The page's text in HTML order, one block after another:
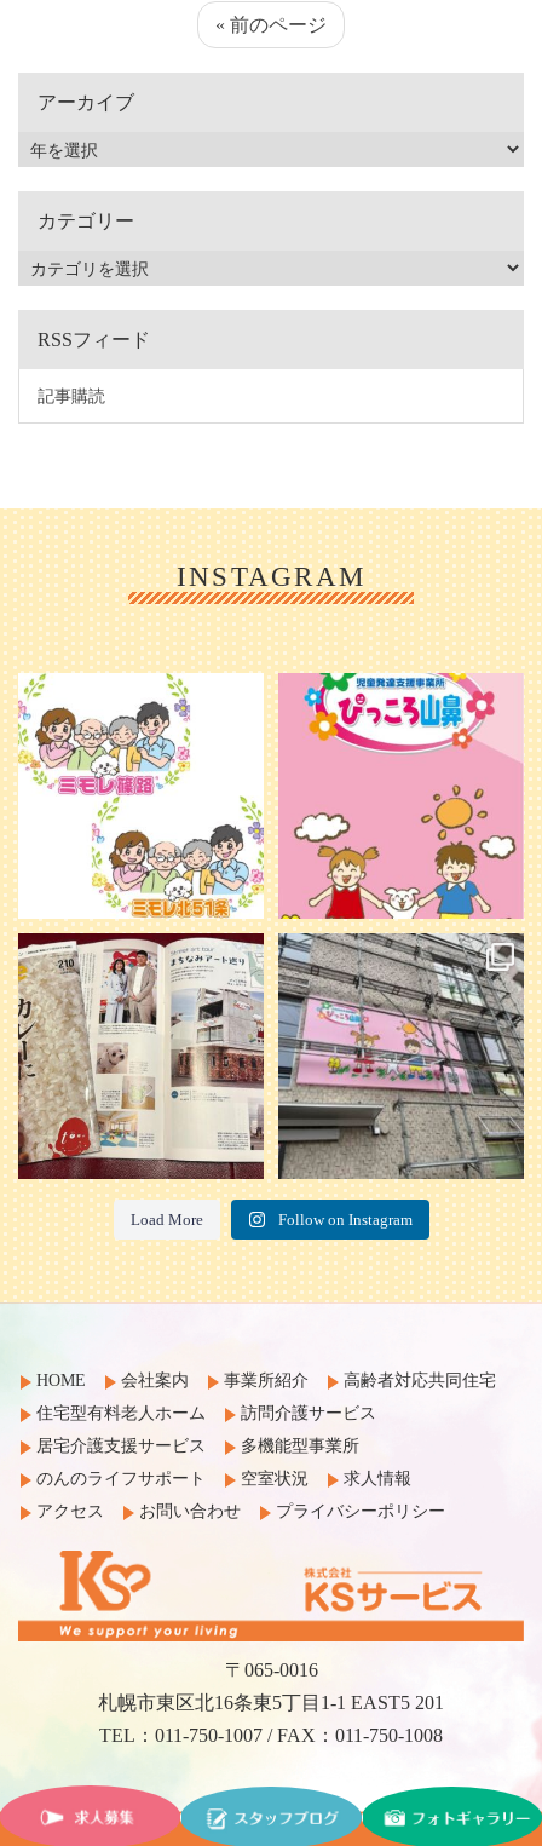
« 前のページ
アーカイブ
カテゴリー
RSSフィード
記事購読
INSTAGRAM
利用者様やご家族の皆さまに、親し
みや温かさが伝わるようなデザイン
を目指し、ミモレのイラストを新し
く作...
20 0
＼ 2026年6月1日 OPEN ／
...
25 0
本日発売のオトンvol.210号に掲載さ
れました！...
28 1
『ぴっころ山鼻』オープンに向けて
準備が着々と進んでいます。
皆さんお楽しみに〜
...
26 0
Load More Follow on Instagram
HOME 会社案内 事業所紹介
高齢者対応共同住宅
住宅型有料老人ホーム
訪問介護サービス
居宅介護支援サービス
多機能型事業所
のんのライフサポート
空室状況
求人情報
アクセス
お問い合わせ プライバシーポリシー
〒065-0016
札幌市東区北16条東5丁目1-1 EAST5 201
TEL：011-750-1007 / FAX：011-750-1008
©2017 KS Service